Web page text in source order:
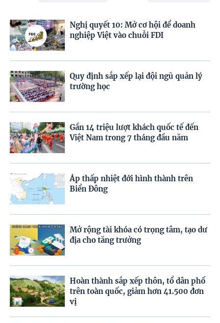
Nghị quyết 10: Mở cơ hội để doanh
nghiệp Việt vào chuỗi FDI
Quy định sắp xếp lại đội ngũ quản lý
trường học
Gần 14 triệu lượt khách quốc tế đến
Việt Nam trong 7 tháng đầu năm
Áp thấp nhiệt đới hình thành trên
Biển Đông
Mở rộng tài khóa có trọng tâm, tạo dư
địa cho tăng trưởng
Hoàn thành sắp xếp thôn, tổ dân phố
trên toàn quốc, giảm hơn 41.500 đơn
vị